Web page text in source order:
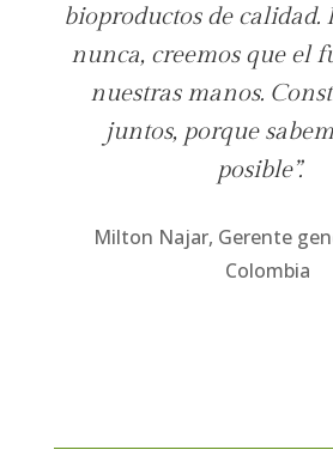
bioproductos de calidad.
nunca, creemos que el
nuestras manos.
juntos, porque
posible”.
Milton Najar, Gerente
Colombia